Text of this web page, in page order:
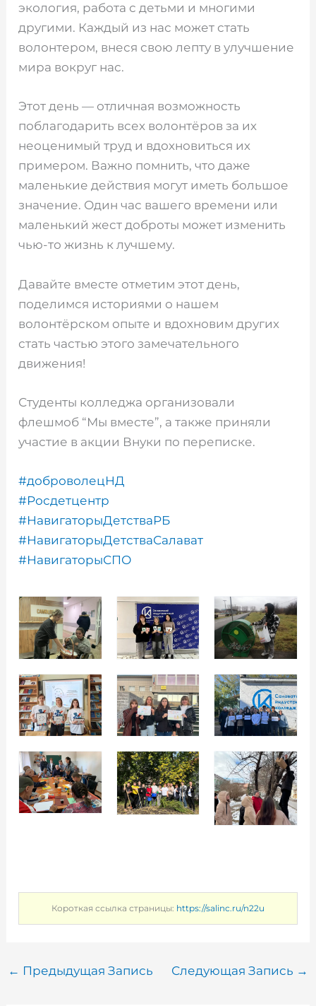
экология, работа с детьми и многими
другими. Каждый из нас может стать
волонтером, внеся свою лепту в улучшение
мира вокруг нас.
Этот день — отличная возможность
поблагодарить всех волонтёров за их
неоценимый труд и вдохновиться их
примером. Важно помнить, что даже
маленькие действия могут иметь большое
значение. Один час вашего времени или
маленький жест доброты может изменить
чью-то жизнь к лучшему.
Давайте вместе отметим этот день,
поделимся историями о нашем
волонтёрском опыте и вдохновим других
стать частью этого замечательного
движения!
Студенты колледжа организовали
флешмоб “Мы вместе”, а также приняли
участие в акции Внуки по переписке.
#доброволецНД
#Росдетцентр
#НавигаторыДетстваРБ
#НавигаторыДетстваСалават
#НавигаторыСПО
Короткая ссылка страницы: https://salinc.ru/n22u
← Предыдущая Запись Следующая Запись →